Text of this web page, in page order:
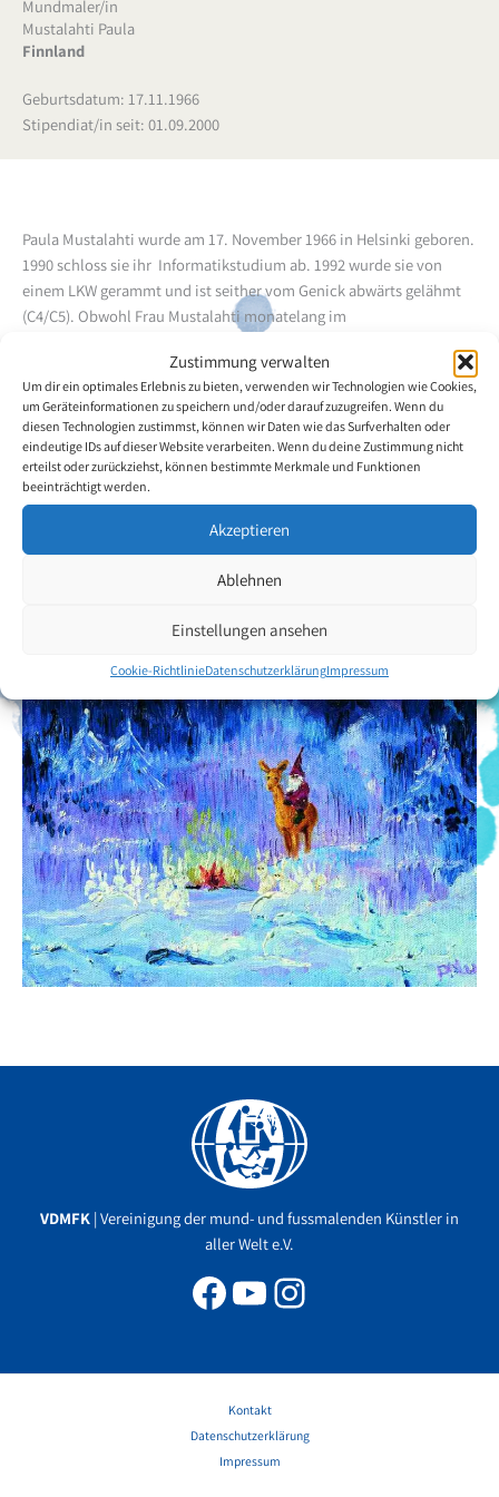
Zustimmung verwalten
Um dir ein optimales Erlebnis zu bieten, verwenden wir Technologien wie Cookies,
um Geräteinformationen zu speichern und/oder darauf zuzugreifen. Wenn du
diesen Technologien zustimmst, können wir Daten wie das Surfverhalten oder
eindeutige IDs auf dieser Website verarbeiten. Wenn du deine Zustimmung nicht
erteilst oder zurückziehst, können bestimmte Merkmale und Funktionen
beeinträchtigt werden.
Akzeptieren
Ablehnen
Einstellungen ansehen
Cookie-RichtlinieDatenschutzerklärungImpressum
Mundmaler/in
Mustalahti Paula
Finnland
Geburtsdatum: 17.11.1966
Stipendiat/in seit: 01.09.2000
Paula Mustalahti wurde am 17. November 1966 in Helsinki geboren.
1990 schloss sie ihr Informatikstudium ab. 1992 wurde sie von
einem LKW gerammt und ist seither vom Genick abwärts gelähmt
(C4/C5). Obwohl Frau Mustalahti monatelang im
vor dem Unfall widmete sie sich der Malerei und wollte trotz ihrer
Behinderung damit fortfahren. Die Künstlerin malt hauptsächlich
Aquarellbilder, jedoch findet sie auch grossen Gefallen an
Tuschezeichnungen und an der Porzellanmalerei: 1994 - 1995
studierte die Mundmalerin an der Offenen Universität in Helsinki
Kunstgeschichte.
Zurück zur Künstlerübersicht
VDMFK | Vereinigung der mund- und fussmalenden Künstler in
aller Welt e.V.
Facebook
YouTube
Instagram
Kontakt
Datenschutzerklärung
Impressum